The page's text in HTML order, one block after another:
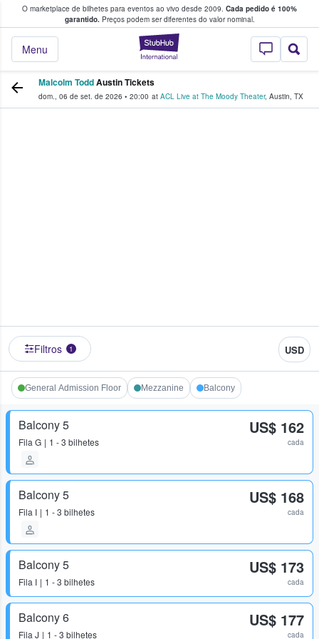
O marketplace de bilhetes para eventos ao vivo desde 2009. Cada pedido é 100%
garantido.Preços podem ser diferentes do valor nominal.
StubHub – onde
Menu
fãs compram e vendem bilhetes
Malcolm ToddAustin Tickets
dom., 06 de set. de 2026 • 20:00 at ACL Live at The Moody Theater, Austin, TX
Filtros 1 USD
General Admission Floor Mezzanine Balcony
Balcony 5
Fila G 1 - 3 bilhetes
US$ 162
cada
Balcony 5
Fila I 1 - 3 bilhetes
US$ 168
cada
Balcony 5
Fila I 1 - 3 bilhetes
US$ 173
cada
Balcony 6
Fila J 1 - 3 bilhetes
US$ 177
cada